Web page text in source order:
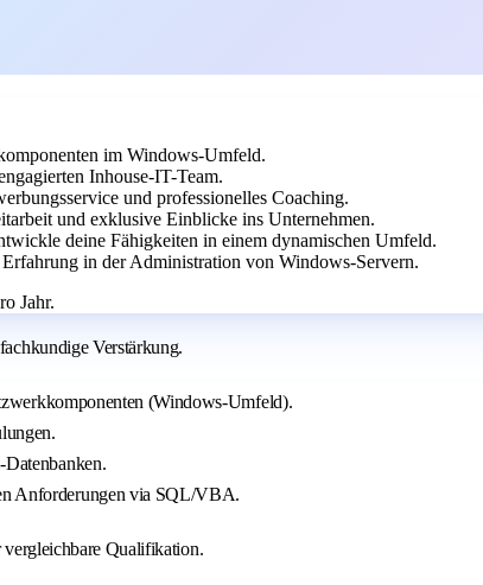
im Windows-Umfeld.
Inhouse-IT-Team.
und professionelles Coaching.
und exklusive Einblicke ins Unternehmen.
deine Fähigkeiten in einem dynamischen Umfeld.
in der Administration von Windows-Servern.
Jahr.
Verstärkung.
(Windows-Umfeld).
Anforderungen via SQL/VBA.
Qualifikation.